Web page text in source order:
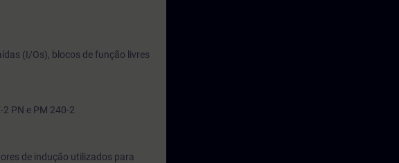
(I/Os), blocos de função livres
PN e PM 240-2
de indução utilizados para